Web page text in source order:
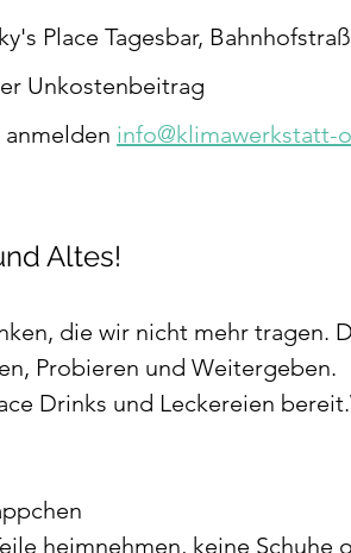
Place Tagesbar,
Unkostenbeitrag
info@klimawerkstatt-
Altes!
die wir nicht mehr tragen.
Probieren und Weitergeben.
Drinks und Leckereien
heimnehmen, keine Schuhe